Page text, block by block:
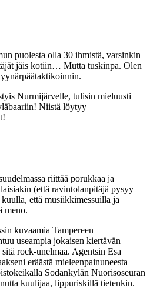
puolesta olla 30 ihmistä, varsinkin
jäis kotiin… Mutta tuskinpa. Olen
Nurmijärvelle, tulisin mieluusti
Niistä löytyy
riittää porukkaa ja
(että ravintolanpitäjä pysyy
että musiikkimessuilla ja
meno.
kuvaamia Tampereen
useampia jokaisen kiertävän
rock-unelmaa. Agentsin Esa
eräästä mieleenpainuneesta
Sodankylän Nuorisoseuran
kuulijaa, lippuriskillä tietenkin.